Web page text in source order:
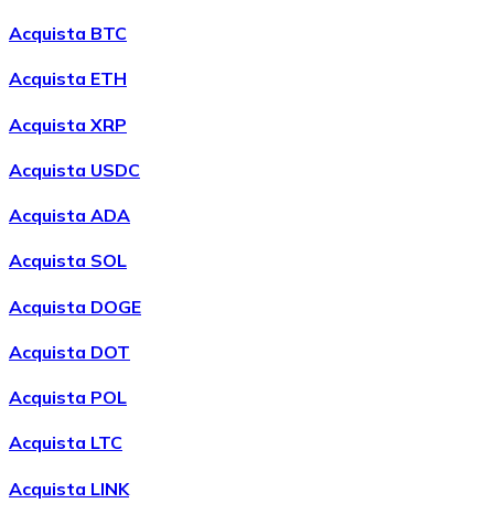
Acquista BTC
Acquista ETH
Acquista XRP
Acquista USDC
Acquista ADA
Acquista SOL
Acquista DOGE
Acquista DOT
Acquista POL
Acquista LTC
Acquista LINK